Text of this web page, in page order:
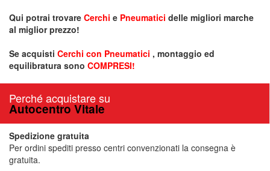
Qui potrai trovare Cerchi e Pneumatici delle migliori marche
al miglior prezzo!
Se acquisti Cerchi con Pneumatici , montaggio ed
equilibratura sono COMPRESI!
Perché acquistare su
Autocentro Vitale
Spedizione gratuita
Per ordini spediti presso centri convenzionati la consegna è
gratuita.